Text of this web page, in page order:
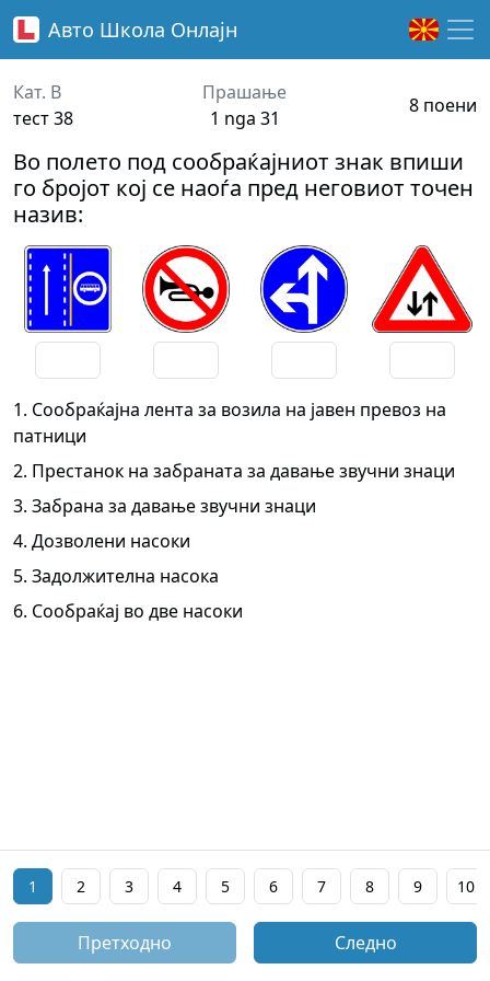
Авто Школа Онлајн
Кат. B
тест 38
Прашање
1 nga 31
8 поени
Во полето под сообраќајниот знак впиши
го бројот кој се наоѓа пред неговиот точен
назив:
1. Сообраќајна лента за возила на јавен превоз на
патници
2. Престанок на забраната за давање звучни знаци
3. Забрана за давање звучни знаци
4. Дозволени насоки
5. Задолжителна насока
6. Сообраќај во две насоки
1 2 3 4 5 6 7 8 9 10
Претходно Следно